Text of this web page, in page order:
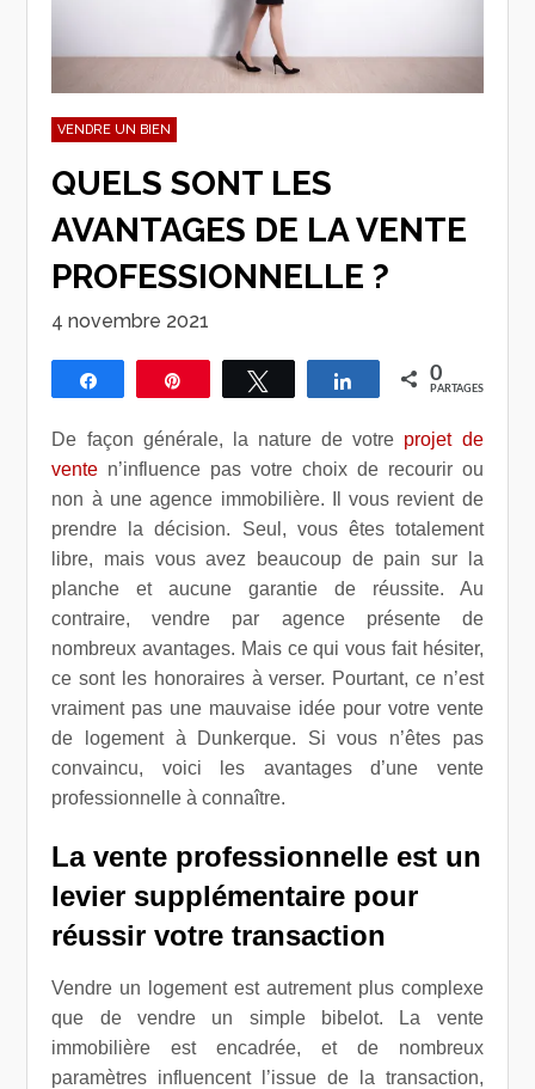
VENDRE UN BIEN
QUELS SONT LES
AVANTAGES DE LA VENTE
PROFESSIONNELLE ?
4 novembre 2021
Partagez Épingle Tweetez Partagez0
PARTAGES
De façon générale, la nature de votre projet de
vente n’influence pas votre choix de recourir ou
non à une agence immobilière. Il vous revient de
prendre la décision. Seul, vous êtes totalement
libre, mais vous avez beaucoup de pain sur la
planche et aucune garantie de réussite. Au
contraire, vendre par agence présente de
nombreux avantages. Mais ce qui vous fait hésiter,
ce sont les honoraires à verser. Pourtant, ce n’est
vraiment pas une mauvaise idée pour votre vente
de logement à Dunkerque. Si vous n’êtes pas
convaincu, voici les avantages d’une vente
professionnelle à connaître.
La vente professionnelle est un
levier supplémentaire pour
réussir votre transaction
Vendre un logement est autrement plus complexe
que de vendre un simple bibelot. La vente
immobilière est encadrée, et de nombreux
paramètres influencent l’issue de la transaction,